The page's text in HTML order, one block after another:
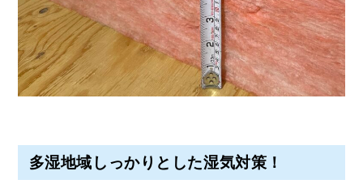
多湿地域しっかりとした湿気対策！